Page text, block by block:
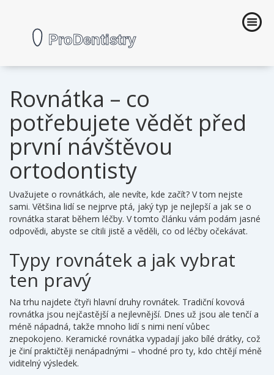
Rovnátka – co
potřebujete vědět před
první návštěvou
ortodontisty
Uvažujete o rovnátkách, ale nevíte, kde začít? V tom nejste
sami. Většina lidí se nejprve ptá, jaký typ je nejlepší a jak se o
rovnátka starat během léčby. V tomto článku vám podám jasné
odpovědi, abyste se cítili jistě a věděli, co od léčby očekávat.
Typy rovnátek a jak vybrat
ten pravý
Na trhu najdete čtyři hlavní druhy rovnátek. Tradiční kovová
rovnátka jsou nejčastější a nejlevnější. Dnes už jsou ale tenčí a
méně nápadná, takže mnoho lidí s nimi není vůbec
znepokojeno. Keramické rovnátka vypadají jako bílé drátky, což
je činí praktičtěji nenápadnými – vhodné pro ty, kdo chtějí méně
viditelný výsledek.